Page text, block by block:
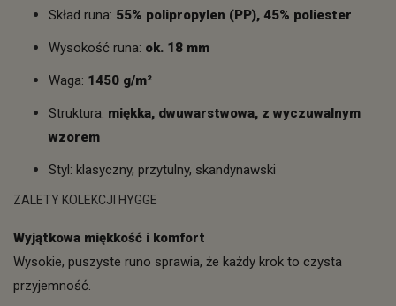
Skład runa: 55% polipropylen (PP), 45% poliester
Wysokość runa: ok. 18 mm
Waga: 1450 g/m²
Struktura: miękka, dwuwarstwowa, z wyczuwalnym
wzorem
Styl: klasyczny, przytulny, skandynawski
ZALETY KOLEKCJI HYGGE
Wyjątkowa miękkość i komfort
Wysokie, puszyste runo sprawia, że każdy krok to czysta
przyjemność.